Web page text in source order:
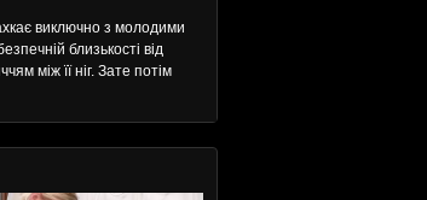
виключно з молодими
близькості від
між її ніг. Зате потім